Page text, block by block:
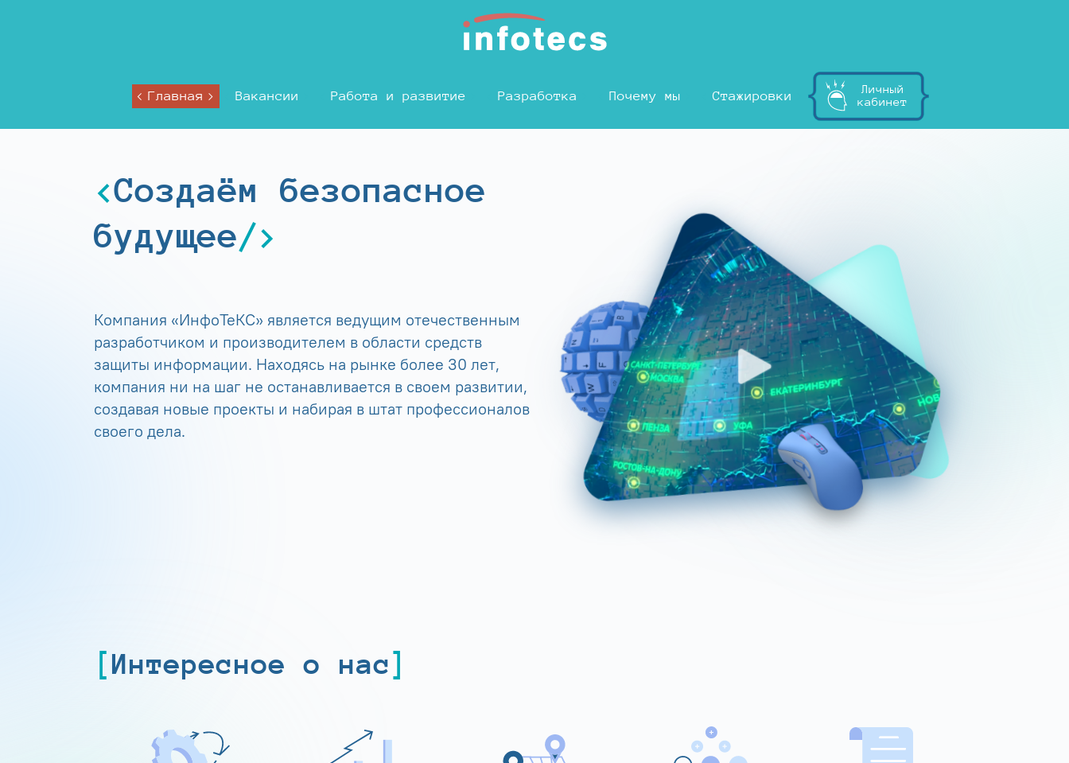
Главная Вакансии Работа и развитие Разработка Почему мы Стажировки
Личный
кабинет
Создаём безопасное
будущее
Компания «ИнфоТеКС» является ведущим отечественным
разработчиком и производителем в области средств
защиты информации. Находясь на рынке более 30 лет,
компания ни на шаг не останавливается в своем развитии,
создавая новые проекты и набирая в штат профессионалов
своего дела.
Интересное о нас